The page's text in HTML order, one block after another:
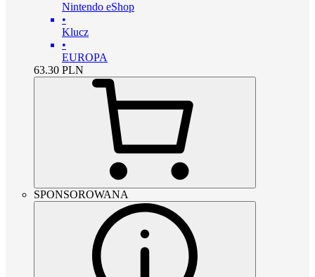
Nintendo eShop
•
Klucz
•
EUROPA
63.30 PLN
SPONSOROWANA